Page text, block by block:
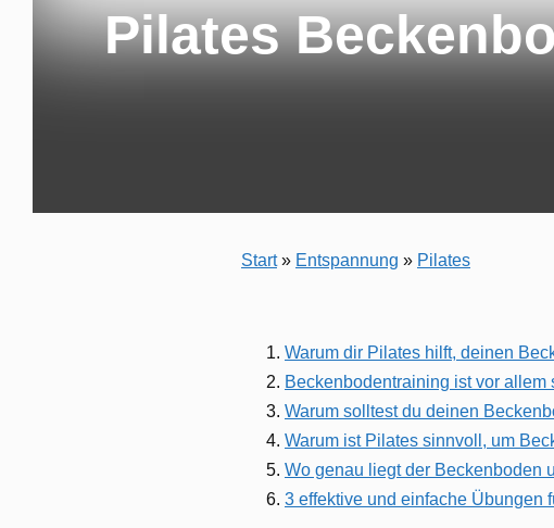
Pilates
Start» Entspannung » Pilates
Warum dir Pilates hilft, deinen
Beckenbodentraining ist vor
Warum solltest du deinen
Warum ist Pilates sinnvoll, um
Wo genau liegt der Beckenboden
3 effektive und einfache Übungen